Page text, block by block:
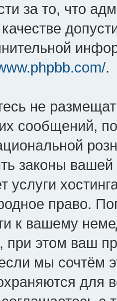
за то, что
.
не
сообщений,
законы
услуги
право.
к вашему
при этом ваш
мы сочтём
для